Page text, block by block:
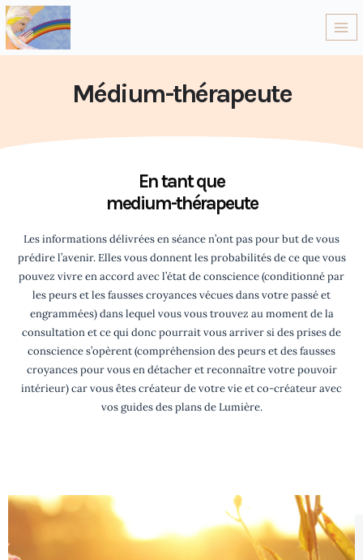
Médium-thérapeute
En tant que
medium-thérapeute
Les informations délivrées en séance n’ont pas pour but de vous
prédire l’avenir. Elles vous donnent les probabilités de ce que vous
pouvez vivre en accord avec l’état de conscience (conditionné par
les peurs et les fausses croyances vécues dans votre passé et
engrammées) dans lequel vous vous trouvez au moment de la
consultation et ce qui donc pourrait vous arriver si des prises de
conscience s’opèrent (compréhension des peurs et des fausses
croyances pour vous en détacher et reconnaître votre pouvoir
intérieur) car vous êtes créateur de votre vie et co-créateur avec
vos guides des plans de Lumière.